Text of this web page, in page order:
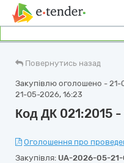
Повернутись назад
Закупівлю оголошено - 21-
21-05-2026, 16:23
Код ДК 021:2015
Оголошення про
Закупівля: UA-2026-05-21-